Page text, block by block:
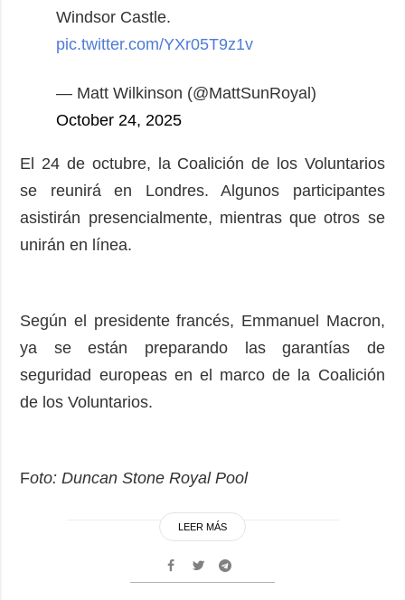
Windsor Castle.
pic.twitter.com/YXr05T9z1v
— Matt Wilkinson (@MattSunRoyal)
October 24, 2025
El 24 de octubre, la Coalición de los Voluntarios
se reunirá en Londres. Algunos participantes
asistirán presencialmente, mientras que otros se
unirán en línea.
Según el presidente francés, Emmanuel Macron,
ya se están preparando las garantías de
seguridad europeas en el marco de la Coalición
de los Voluntarios.
Foto: Duncan Stone Royal Pool
LEER MÁS